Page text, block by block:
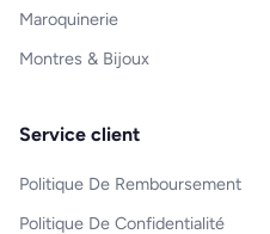
Maroquinerie
Montres & Bijoux
Service client
Politique De Remboursement
Politique De Confidentialité